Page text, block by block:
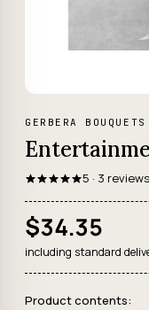
GERBERA BOUQUETS
5 · 3 reviews
$34.35
including standard
Product contents: